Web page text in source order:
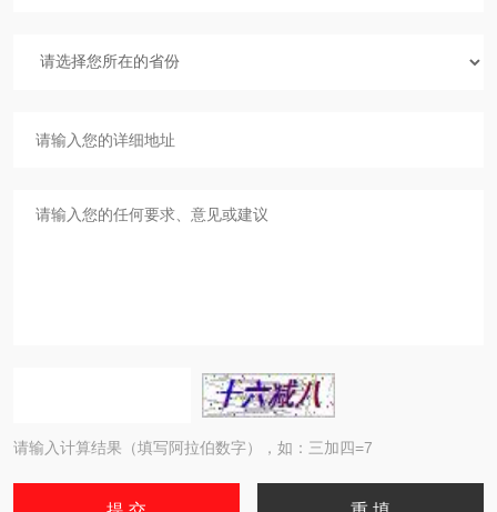
请输入计算结果（填写阿拉伯数字），如：三加四=7